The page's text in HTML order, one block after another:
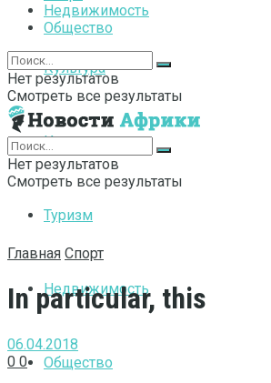
Культура
Интернет
Туризм
Недвижимость
Общество
Недвижимость
Общество
Нет результатов
Смотреть все результаты
Нет результатов
Смотреть все результаты
Главная Спорт
In particular, this
06.04.2018
0 0